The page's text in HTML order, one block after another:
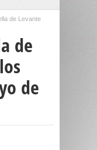
de Levante
de
de